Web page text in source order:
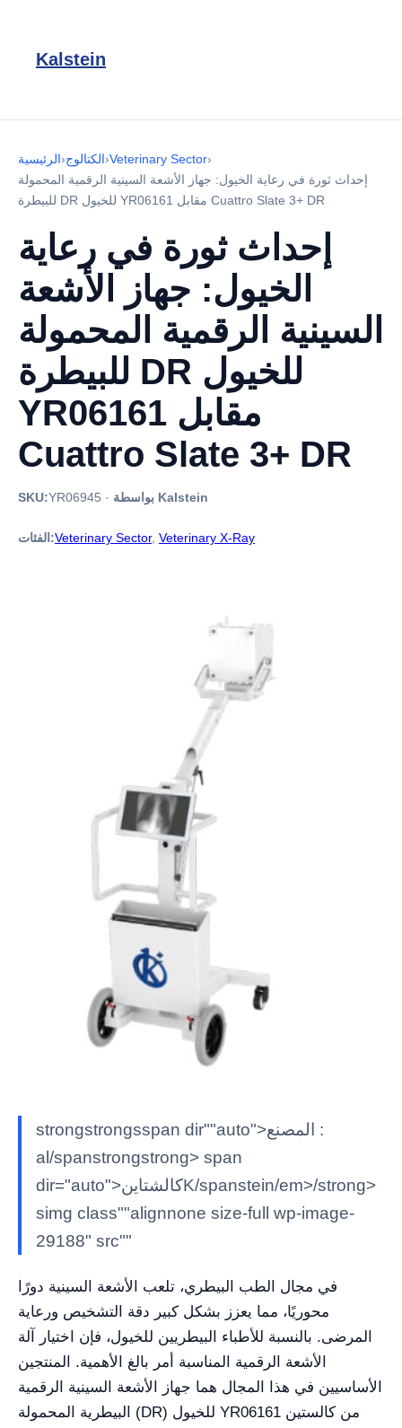
Kalstein
الرئيسية›الكتالوج›Veterinary Sector›
إحداث ثورة في رعاية الخيول: جهاز الأشعة السينية الرقمية المحمولة
للبيطرة DR للخيول YR06161 مقابل Cuattro Slate 3+ DR
إحداث ثورة في رعاية
الخيول: جهاز الأشعة
السينية الرقمية المحمولة
للبيطرة DR للخيول
YR06161 مقابل
Cuattro Slate 3+ DR
SKU:YR06945 · بواسطة Kalstein
الفئات:Veterinary Sector, Veterinary X-Ray
strongstrongsspan dir""auto">المصنع :
al/spanstrongstrong> span
dir="auto">كالشتاينK/spanstein/em>/strong>
simg class""alignnone size-full wp-image-
29188" src""
في مجال الطب البيطري، تلعب الأشعة السينية دورًا
محوريًا، مما يعزز بشكل كبير دقة التشخيص ورعاية
المرضى. بالنسبة للأطباء البيطريين للخيول، فإن اختيار آلة
الأشعة الرقمية المناسبة أمر بالغ الأهمية. المنتجين
الأساسيين في هذا المجال هما جهاز الأشعة السينية الرقمية
البيطرية المحمولة (DR) للخيول YR06161 من كالستين